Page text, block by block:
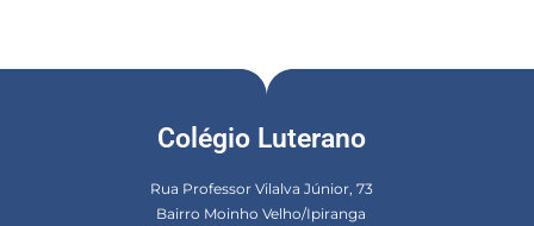
Colégio Luterano
Rua Professor Vilalva Júnior, 73
Bairro Moinho Velho/Ipiranga